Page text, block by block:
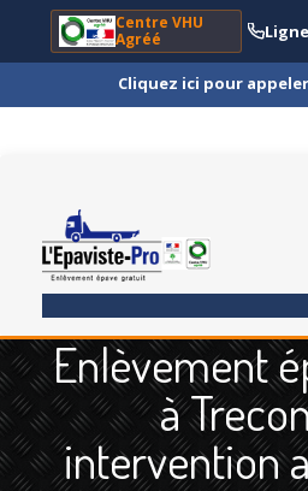
Centre VHU
Agréé
Cliquez ici pour appeler
ENLÈVEMENTÉPAVE
Quoi ?
Scooteret Moto
Enlèvement
à
intervention